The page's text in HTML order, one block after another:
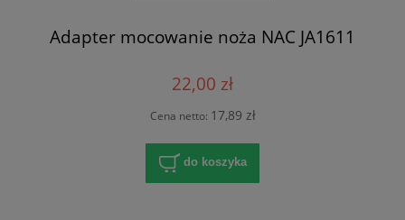
Adapter mocowanie noża NAC JA1611
22,00 zł
Cena netto: 17,89 zł
do koszyka